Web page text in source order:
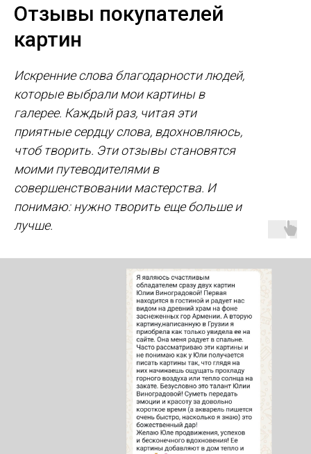
Отзывы покупателей
картин
Искренние слова благодарности людей,
которые выбрали мои картины в
галерее. Каждый раз, читая эти
приятные сердцу слова, вдохновляюсь,
чтоб творить. Эти отзывы становятся
моими путеводителями в
совершенствовании мастерства. И
понимаю: нужно творить еще больше и
лучше.